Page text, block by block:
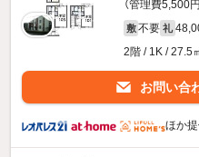
（管理費5,500円
敷 不要 礼
2階 / 1K / 27.5
お問い合
ほか